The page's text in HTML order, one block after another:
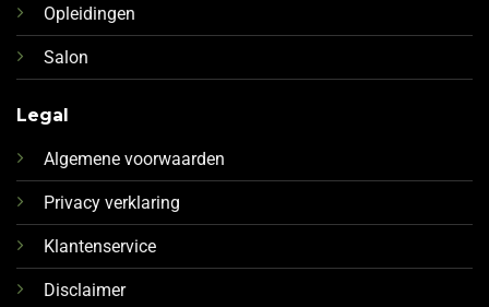
Opleidingen
Salon
Legal
Algemene voorwaarden
Privacy verklaring
Klantenservice
Disclaimer